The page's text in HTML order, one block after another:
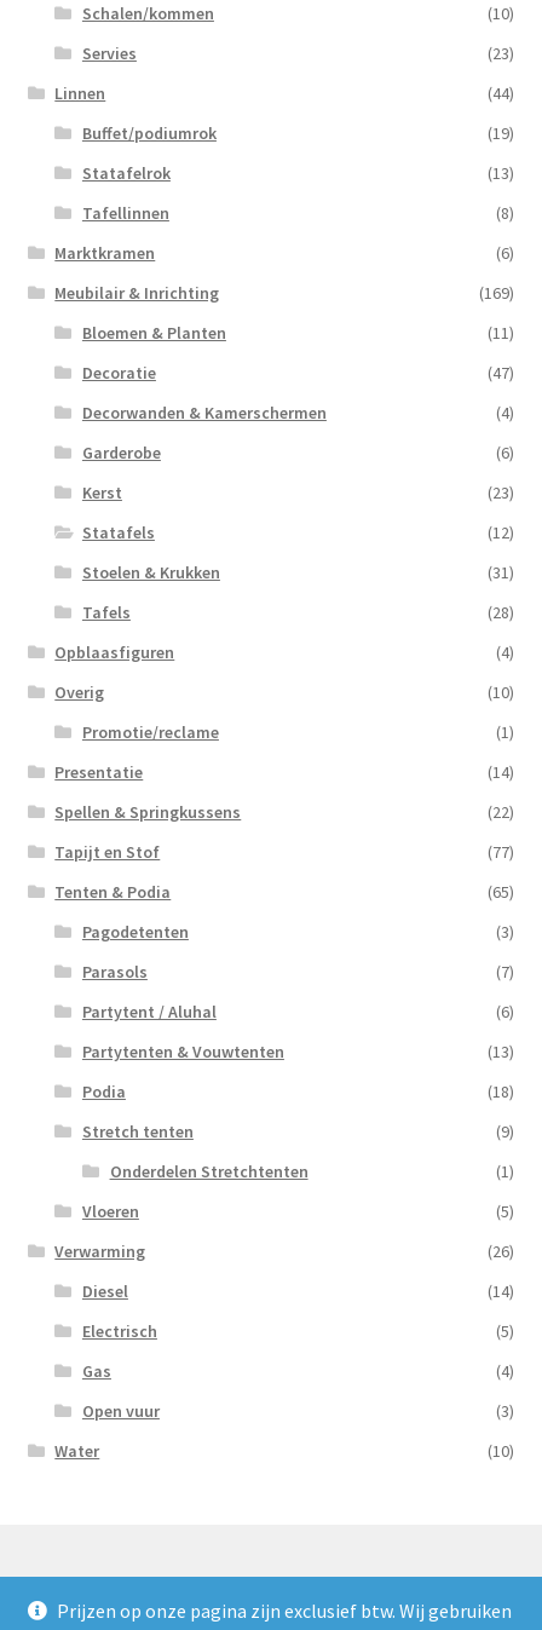
Prijzen op onze pagina zijn exclusief btw. Wij gebruiken
Schalen/kommen
(10)
Servies
(23)
Linnen
(44)
Buffet/podiumrok
(19)
Statafelrok
(13)
Tafellinnen
(8)
Marktkramen
(6)
Meubilair & Inrichting
(169)
Bloemen & Planten
(11)
Decoratie
(47)
Decorwanden & Kamerschermen
(4)
Garderobe
(6)
Kerst
(23)
Statafels
(12)
Stoelen & Krukken
(31)
Tafels
(28)
Opblaasfiguren
(4)
Overig
(10)
Promotie/reclame
(1)
Presentatie
(14)
Spellen & Springkussens
(22)
Tapijt en Stof
(77)
Tenten & Podia
(65)
Pagodetenten
(3)
Parasols
(7)
Partytent / Aluhal
(6)
Partytenten & Vouwtenten
(13)
Podia
(18)
Stretch tenten
(9)
Onderdelen Stretchtenten
(1)
Vloeren
(5)
Verwarming
(26)
Diesel
(14)
Electrisch
(5)
Gas
(4)
Open vuur
(3)
Water
(10)
© Nooijens Verhuur 2026